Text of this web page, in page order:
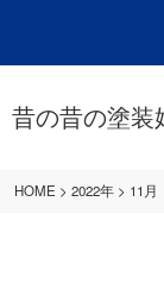
昔の昔の塗装
HOME > 2022年> 11月